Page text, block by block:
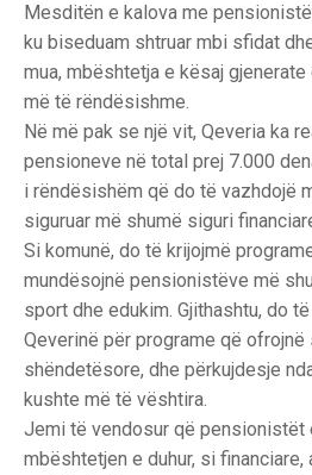
Mesditën e kalova me
ku biseduam shtruar mbi sfidat
mua, mbështetja e kësaj
më të rëndësishme.
Në më pak se një vit, Qeveria ka
pensioneve në total prej 7.000
i rëndësishëm që do të vazhdojë
siguruar më shumë siguri
Si komunë, do të krijojmë
mundësojnë pensionistëve më
sport dhe edukim. Gjithashtu, do
Qeverinë për programe që
shëndetësore, dhe përkujdesje
kushte më të vështira.
Jemi të vendosur që pensionistët
mbështetjen e duhur, si